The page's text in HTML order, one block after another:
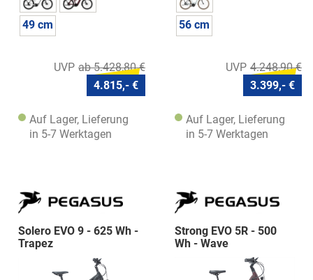
49 cm
ab 5.428,80 €
4.815,- €
Auf Lager, Lieferung
in 5-7 Werktagen
56 cm
4.248,90 €
3.399,- €
Auf Lager, Lieferung
in 5-7 Werktagen
Solero EVO 9 - 625 Wh -
Trapez
Strong EVO 5R - 500
Wh - Wave